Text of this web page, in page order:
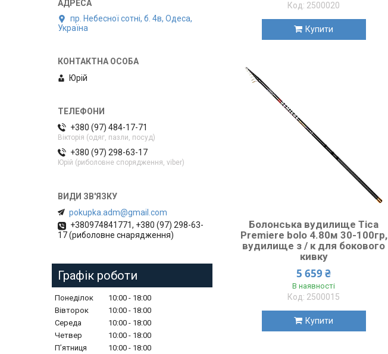
2500020
Купити
Болонська вудилище Tica
Premiere bolo 4.80м 30-100гр,
вудилище з / к для бокового
кивку
5 659 ₴
В наявності
2500015
Купити
пр. Небесної сотні, б. 4в, Одеса,
Україна
Юрій
+380 (97) 484-17-71
Вікторія (одяг, пазли, посуд)
+380 (97) 298-63-17
Юрій (риболовне спорядження, viber)
pokupka.adm@gmail.com
+380974841771, +380 (97) 298-63-
17 (риболовне снарядження)
Графік роботи
Понеділок 10:00
18:00
Вівторок
10:00
18:00
Середа
10:00
18:00
Четвер
10:00
18:00
Пʼятниця
10:00
18:00